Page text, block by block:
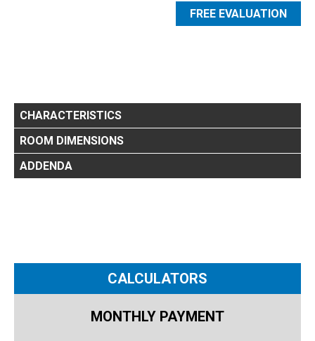
FREE EVALUATION
CHARACTERISTICS
ROOM DIMENSIONS
ADDENDA
CALCULATORS
MONTHLY PAYMENT